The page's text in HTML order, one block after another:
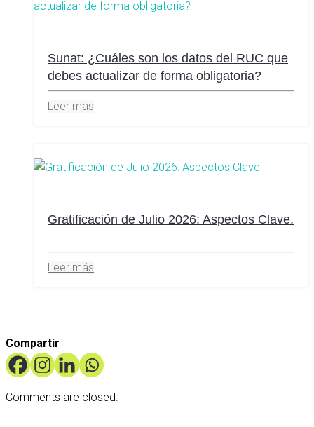
Sunat: ¿Cuáles son los datos del RUC que
debes actualizar de forma obligatoria?
Leer más
Gratificación de Julio 2026: Aspectos Clave.
Leer más
Compartir
Comments are closed.